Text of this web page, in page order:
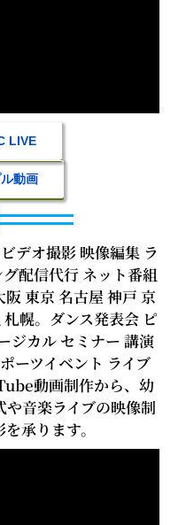
LIVE
動画
デオ撮影 映像編集 ラ
配信代行 ネット番組
東京 名古屋 神戸 京
幌。ダンス発表会 ピ
ジカル セミナー 講演
ーツイベント ライブ
動画制作から、幼
音楽ライブの映像制
承ります。